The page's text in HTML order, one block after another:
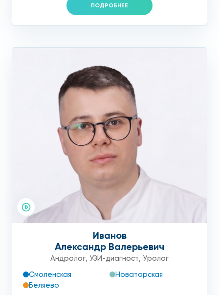
ПОДРОБНЕЕ
Иванов
Александр Валерьевич
Андролог, УЗИ-диагност, Уролог
Смоленская
Новаторская
Беляево